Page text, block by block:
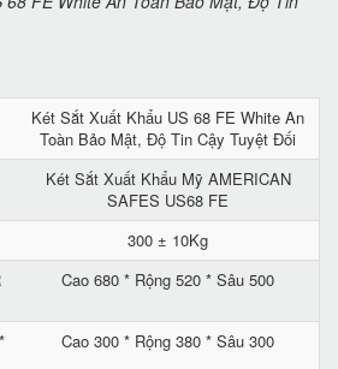
Két Sắt Xuất Khẩu US 68 FE White An
Toàn Bảo Mật, Độ Tin Cậy Tuyệt Đối
Két Sắt Xuất Khẩu Mỹ AMERICAN
SAFES US68 FE
300 ± 10Kg
Cao 680 * Rộng 520 * Sâu 500
Cao 300 * Rộng 380 * Sâu 300